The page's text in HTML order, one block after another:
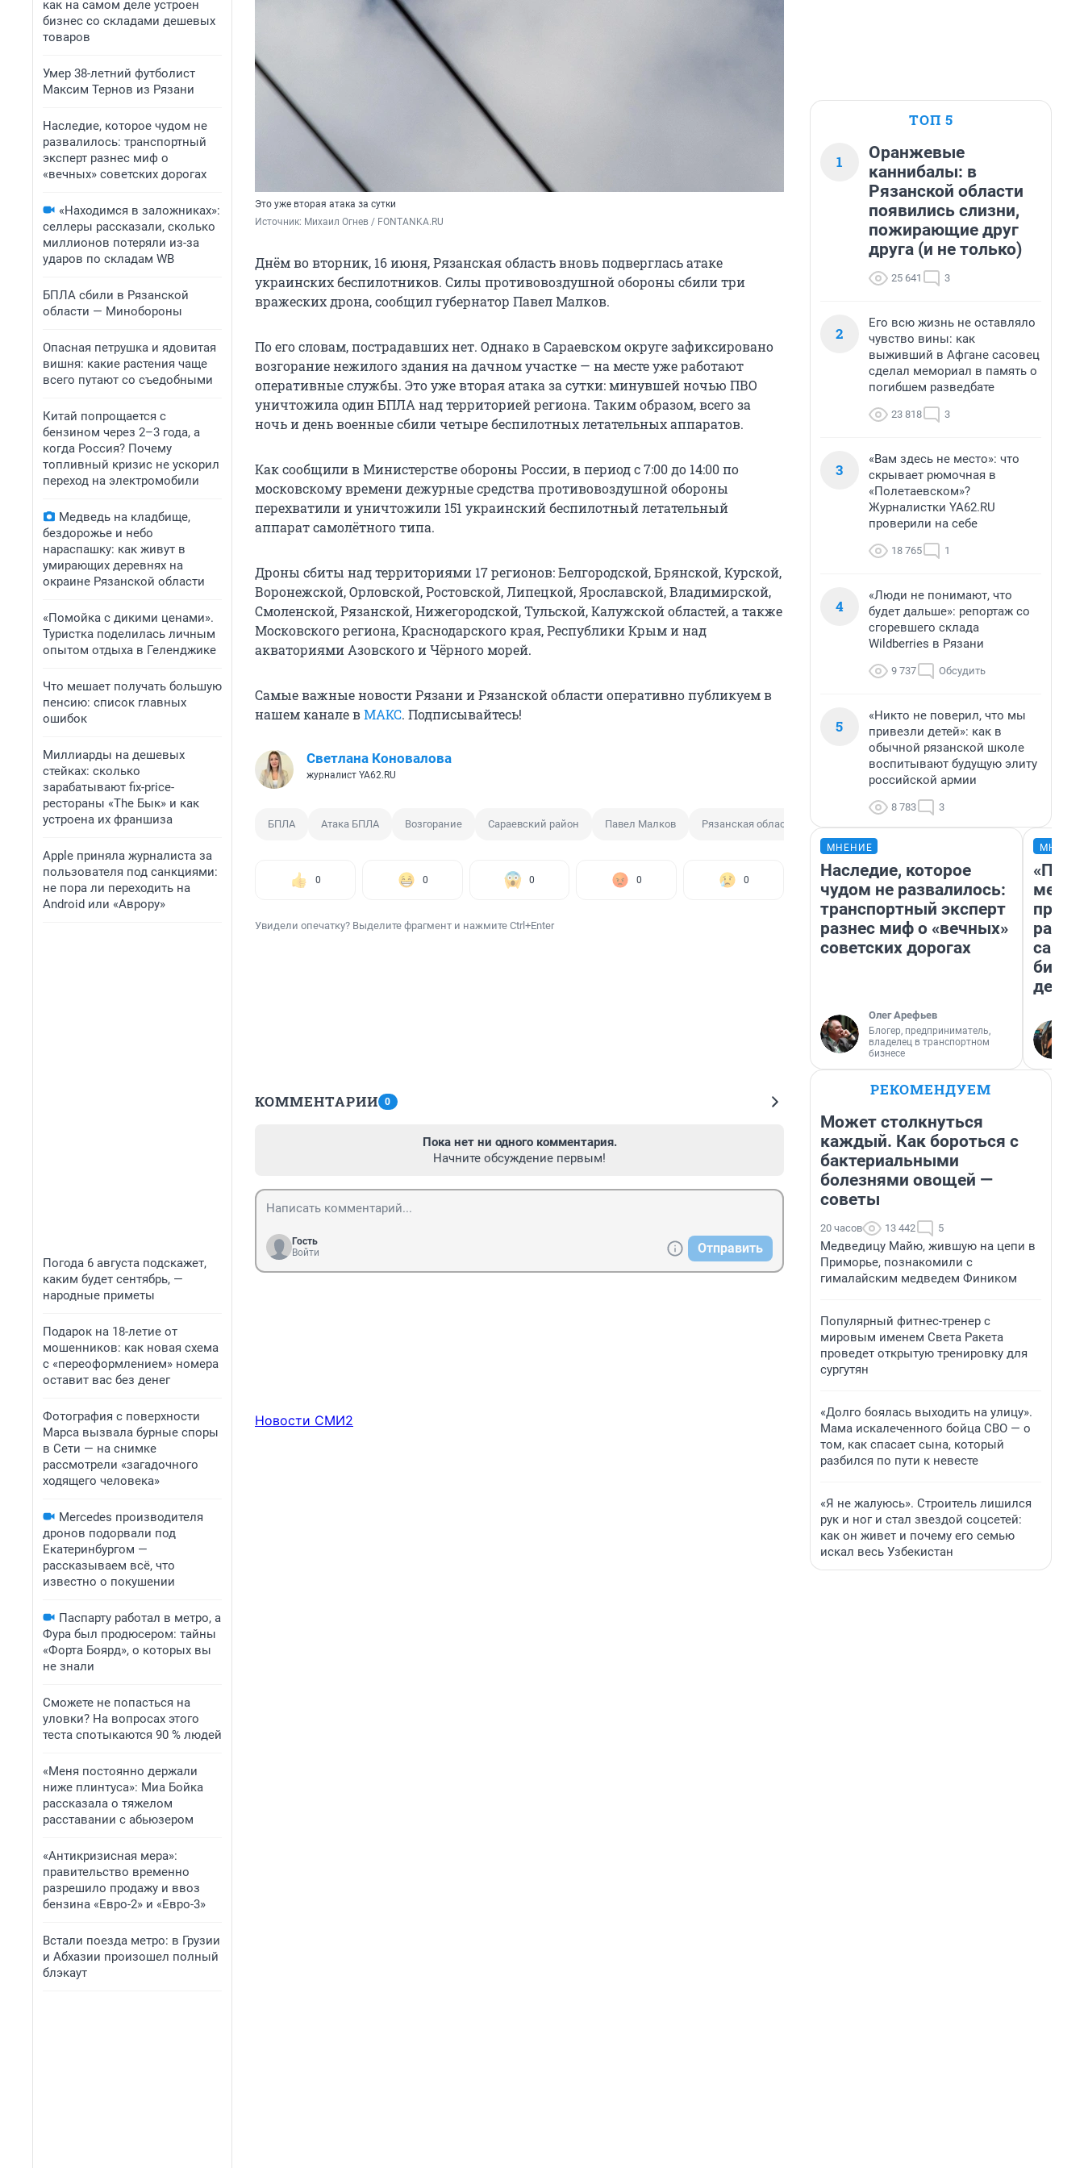
как на самом деле устроен
бизнес со складами дешевых
товаров
Умер 38-летний футболист
Максим Тернов из Рязани
Наследие, которое чудом не
развалилось: транспортный
эксперт разнес миф о
«вечных» советских дорогах
«Находимся в заложниках»:
селлеры рассказали, сколько
миллионов потеряли из-за
ударов по складам WB
БПЛА сбили в Рязанской
области — Минобороны
Опасная петрушка и ядовитая
вишня: какие растения чаще
всего путают со съедобными
Китай попрощается с
бензином через 2–3 года, а
когда Россия? Почему
топливный кризис не ускорил
переход на электромобили
Медведь на кладбище,
бездорожье и небо
нараспашку: как живут в
умирающих деревнях на
окраине Рязанской области
«Помойка с дикими ценами».
Туристка поделилась личным
опытом отдыха в Геленджике
Что мешает получать большую
пенсию: список главных
ошибок
Миллиарды на дешевых
стейках: сколько
зарабатывают fix-price-
рестораны «The Бык» и как
устроена их франшиза
Apple приняла журналиста за
пользователя под санкциями:
не пора ли переходить на
Android или «Аврору»
Погода 6 августа подскажет,
каким будет сентябрь, —
народные приметы
Подарок на 18-летие от
мошенников: как новая схема
с «переоформлением» номера
оставит вас без денег
Фотография с поверхности
Марса вызвала бурные споры
в Сети — на снимке
рассмотрели «загадочного
ходящего человека»
Mercedes производителя
дронов подорвали под
Екатеринбургом —
рассказываем всё, что
известно о покушении
Паспарту работал в метро, а
Фура был продюсером: тайны
«Форта Боярд», о которых вы
не знали
Сможете не попасться на
уловки? На вопросах этого
теста спотыкаются 90 % людей
«Меня постоянно держали
ниже плинтуса»: Миа Бойка
рассказала о тяжелом
расставании с абьюзером
«Антикризисная мера»:
правительство временно
разрешило продажу и ввоз
бензина «Евро-2» и «Евро-3»
Встали поезда метро: в Грузии
и Абхазии произошел полный
блэкаут
Это уже вторая атака за сутки
Источник: Михаил Огнев / FONTANKA.RU
Днём во вторник, 16 июня, Рязанская область вновь подверглась атаке
украинских беспилотников. Силы противовоздушной обороны сбили три
вражеских дрона, сообщил губернатор Павел Малков.
По его словам, пострадавших нет. Однако в Сараевском округе зафиксировано
возгорание нежилого здания на дачном участке — на месте уже работают
оперативные службы. Это уже вторая атака за сутки: минувшей ночью ПВО
уничтожила один БПЛА над территорией региона. Таким образом, всего за
ночь и день военные сбили четыре беспилотных летательных аппаратов.
Как сообщили в Министерстве обороны России, в период с 7:00 до 14:00 по
московскому времени дежурные средства противовоздушной обороны
перехватили и уничтожили 151 украинский беспилотный летательный
аппарат самолётного типа.
Дроны сбиты над территориями 17 регионов: Белгородской, Брянской, Курской,
Воронежской, Орловской, Ростовской, Липецкой, Ярославской, Владимирской,
Смоленской, Рязанской, Нижегородской, Тульской, Калужской областей, а также
Московского региона, Краснодарского края, Республики Крым и над
акваториями Азовского и Чёрного морей.
Самые важные новости Рязани и Рязанской области оперативно публикуем в
нашем канале вМАКС. Подписывайтесь!
Светлана Коновалова
журналист YA62.RU
БПЛА Атака БПЛА Возгорание Сараевский район Павел Малков Рязанская область
0 0 0 0 0
Увидели опечатку? Выделите фрагмент и нажмите Ctrl+Enter
КОММЕНТАРИИ 0
Пока нет ни одного комментария.
Начните обсуждение первым!
Гость
Войти
Отправить
Новости СМИ2
ТОП 5
1
Оранжевые
каннибалы: в
Рязанской области
появились слизни,
пожирающие друг
друга (и не только)
25 641 3
2
Его всю жизнь не оставляло
чувство вины: как
выживший в Афгане сасовец
сделал мемориал в память о
погибшем разведбате
23 818 3
3
«Вам здесь не место»: что
скрывает рюмочная в
«Полетаевском»?
Журналистки YA62.RU
проверили на себе
18 765 1
4
«Люди не понимают, что
будет дальше»: репортаж со
сгоревшего склада
Wildberries в Рязани
9 737 Обсудить
5
«Никто не поверил, что мы
привезли детей»: как в
обычной рязанской школе
воспитывают будущую элиту
российской армии
8 783 3
МНЕНИЕ
Наследие, которое
чудом не развалилось:
транспортный эксперт
разнес миф о «вечных»
советских дорогах
Олег Арефьев
Блогер, предприниматель,
владелец в транспортном
бизнесе
РЕКОМЕНДУЕМ
Может столкнуться
каждый. Как бороться с
бактериальными
болезнями овощей —
советы
20 часов 13 442 5
Медведицу Майю, жившую на цепи в
Приморье, познакомили с
гималайским медведем Фиником
Популярный фитнес-тренер с
мировым именем Света Ракета
проведет открытую тренировку для
сургутян
«Долго боялась выходить на улицу».
Мама искалеченного бойца СВО — о
том, как спасает сына, который
разбился по пути к невесте
«Я не жалуюсь». Строитель лишился
рук и ног и стал звездой соцсетей:
как он живет и почему его семью
искал весь Узбекистан